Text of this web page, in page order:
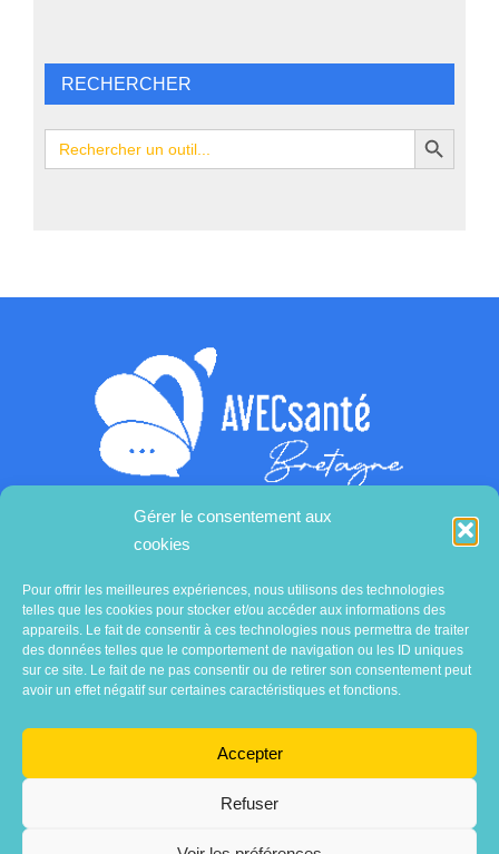
Gérer le consentement aux
cookies
Pour offrir les meilleures expériences, nous utilisons des technologies
telles que les cookies pour stocker et/ou accéder aux informations des
appareils. Le fait de consentir à ces technologies nous permettra de traiter
des données telles que le comportement de navigation ou les ID uniques
sur ce site. Le fait de ne pas consentir ou de retirer son consentement peut
avoir un effet négatif sur certaines caractéristiques et fonctions.
Accepter
Refuser
RECHERCHER
Search
for:
Search Button
Contactez-nous